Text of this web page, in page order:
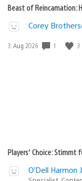
Beast of Reincarnation:
Corey
Veröffentlichungsdatum:
3. Aug 2026 1 3
Players’ Choice: Stimmt
O’Dell Harmon